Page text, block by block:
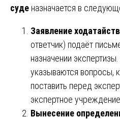
суде назначается в
Заявление
ответчик) подаёт
назначении
указываются вопросы,
поставить перед
экспертное
Вынесение